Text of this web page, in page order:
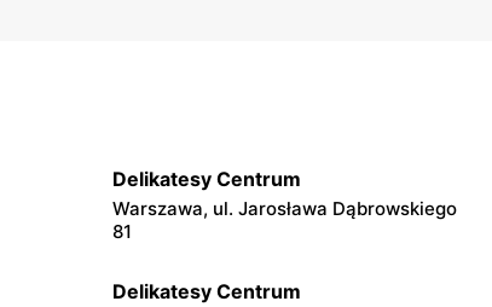
Delikatesy Centrum
Warszawa, ul. Jarosława Dąbrowskiego
81
Delikatesy Centrum